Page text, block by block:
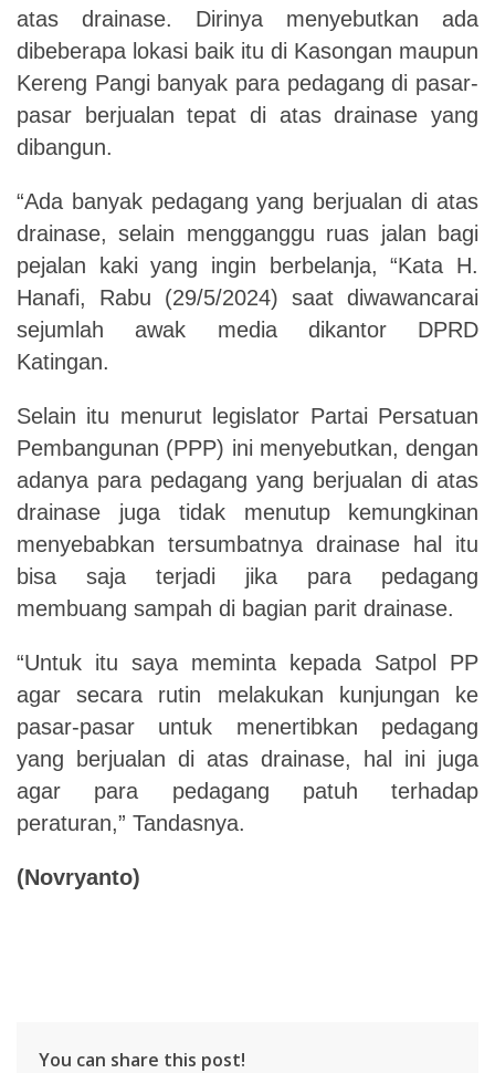
atas drainase. Dirinya menyebutkan ada
dibeberapa lokasi baik itu di Kasongan maupun
Kereng Pangi banyak para pedagang di pasar-
pasar berjualan tepat di atas drainase yang
dibangun.
“Ada banyak pedagang yang berjualan di atas
drainase, selain mengganggu ruas jalan bagi
pejalan kaki yang ingin berbelanja, “Kata H.
Hanafi, Rabu (29/5/2024) saat diwawancarai
sejumlah awak media dikantor DPRD
Katingan.
Selain itu menurut legislator Partai Persatuan
Pembangunan (PPP) ini menyebutkan, dengan
adanya para pedagang yang berjualan di atas
drainase juga tidak menutup
kemungkinan
menyebabkan tersumbatnya drainase hal itu
bisa saja terjadi jika para pedagang
membuang sampah di bagian parit drainase.
“Untuk itu saya meminta kepada Satpol PP
agar secara rutin melakukan kunjungan ke
pasar-pasar untuk menertibkan pedagang
yang berjualan di atas drainase, hal ini juga
agar para pedagang patuh terhadap
peraturan,” Tandasnya.
(Novryanto)
You can share this post!